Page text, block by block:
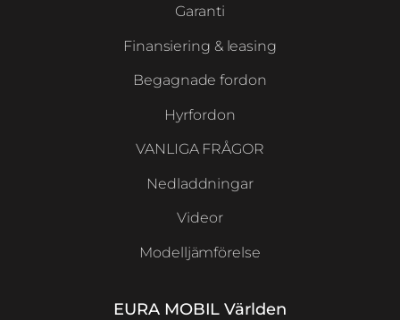
Garanti
Finansiering & leasing
Begagnade fordon
Hyrfordon
VANLIGA FRÅGOR
Nedladdningar
Videor
Modelljämförelse
EURA MOBIL Världen